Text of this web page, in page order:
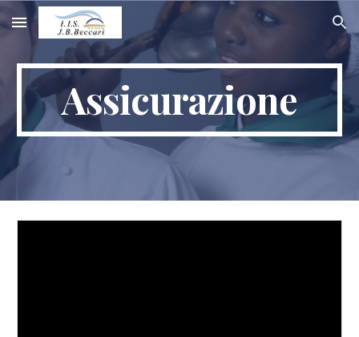
Skip to main content Skip to navigation
Assicurazione